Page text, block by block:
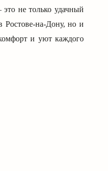
не только удачный
Ростове-на-Дону, но и
и уют каждого